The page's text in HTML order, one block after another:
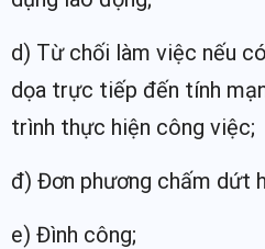
d) Từ chối làm việc nếu
dọa trực tiếp đến tính
trình thực hiện công việc;
đ) Đơn phương chấm dứt
e) Đình công;